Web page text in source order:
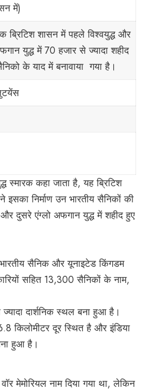
में)
ब्रिटिश शासन में पहले विश्वयुद्ध और
युद्ध में 70 हजार से ज्यादा शहीद
के याद में बनावाया गया है।
स्मारक कहा जाता है, यह ब्रिटिश
निर्माण उन भारतीय सैनिकों की
और दुसरे एंग्लो अफगान युद्ध में शहीद हुए
सैनिक और यूनाइटेड किंगडम
सहित 13,300 सैनिकों के नाम,
दार्शनिक स्थल बना हुआ है।
किलोमीटर दूर स्थित है और इंडिया
हुआ है।
मेमोरियल नाम दिया गया था, लेकिन